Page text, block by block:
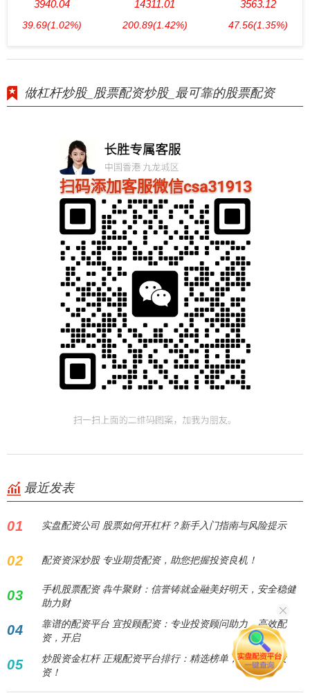
3940.04
39.69(1.02%)
14311.01
200.89(1.42%)
3563.12
47.56(1.35%)
做杠杆炒股_股票配资炒股_最可靠的股票配资
最近发表
01 实盘配资公司 股票如何开杠杆？新手入门指南与风险提示
02 配资资深炒股 专业期货配资，助您把握投资良机！
03
手机股票配资 犇牛聚财：信誉铸就金融美好明天，安全稳健
助力财
04
靠谱的配资平台 宜投顾配资：专业投资顾问助力，高效配
资，开启
05
炒股资金杠杆 正规配资平台排行：精选榜单，助您安全投
资！